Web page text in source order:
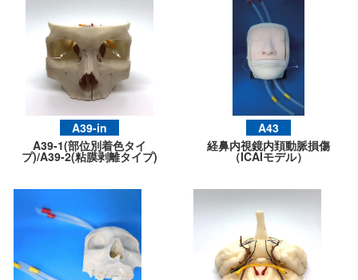
A39-in
A39-1(部位別着色タイ
プ)/A39-2(粘膜剥離タイプ)
A43
経鼻内視鏡内頚動脈損傷
（ICAIモデル）